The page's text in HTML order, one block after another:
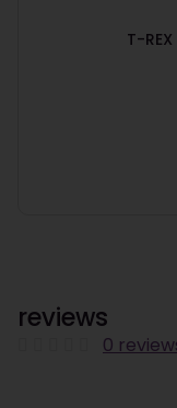
T-REX
reviews
0